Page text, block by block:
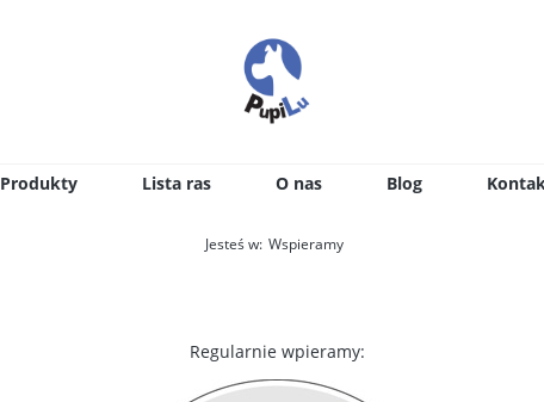
Produkty Lista ras O nas Blog
Jesteś w: Wspieramy
Regularnie wpieramy: